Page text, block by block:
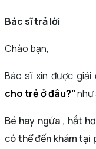
Bác sĩ trả lời
Chào bạn,
Bác sĩ xin được giải
cho trẻ ở đâu?”như
Bé hay ngứa , hắt
có thể đến khám tại